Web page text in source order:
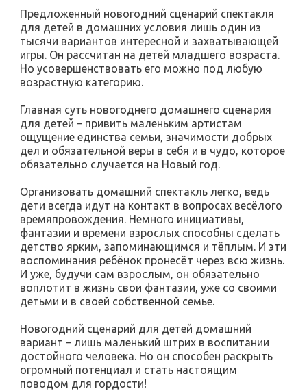
Предложенный новогодний сценарий спектакля
для детей в домашних условия лишь один из
тысячи вариантов интересной и захватывающей
игры. Он рассчитан на детей младшего возраста.
Но усовершенствовать его можно под любую
возрастную категорию.
Главная суть новогоднего домашнего сценария
для детей – привить маленьким артистам
ощущение единства семьи, значимости добрых
дел и обязательной веры в себя и в чудо, которое
обязательно случается на Новый год.
Организовать домашний спектакль легко, ведь
дети всегда идут на контакт в вопросах весёлого
времяпровождения. Немного инициативы,
фантазии и времени взрослых способны сделать
детство ярким, запоминающимся и тёплым. И эти
воспоминания ребёнок пронесёт через всю жизнь.
И уже, будучи сам взрослым, он обязательно
воплотит в жизнь свои фантазии, уже со своими
детьми и в своей собственной семье.
Новогодний сценарий для детей домашний
вариант – лишь маленький штрих в воспитании
достойного человека. Но он способен раскрыть
огромный потенциал и стать настоящим
поводом для гордости!